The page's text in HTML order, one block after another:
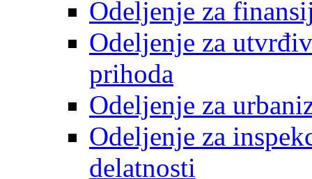
Odeljenje za
Odeljenje za
prihoda
Odeljenje za
Odeljenje za
delatnosti